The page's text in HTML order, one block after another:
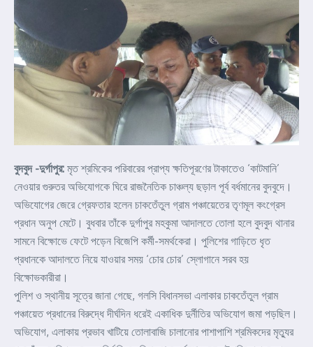
বুদবুদ -দুর্গাপুর: মৃত শ্রমিকের পরিবারের প্রাপ্য ক্ষতিপূরণের টাকাতেও ‘কাটমানি’
নেওয়ার গুরুতর অভিযোগকে ঘিরে রাজনৈতিক চাঞ্চল্য ছড়াল পূর্ব বর্ধমানের বুদবুদে।
অভিযোগের জেরে গ্রেফতার হলেন চাকতেঁতুল গ্রাম পঞ্চায়েতের তৃণমূল কংগ্রেস
প্রধান অনুপ মেটে। বুধবার তাঁকে দুর্গাপুর মহকুমা আদালতে তোলা হলে বুদবুদ থানার
সামনে বিক্ষোভে ফেটে পড়েন বিজেপি কর্মী-সমর্থকেরা। পুলিশের গাড়িতে ধৃত
প্রধানকে আদালতে নিয়ে যাওয়ার সময় ‘চোর চোর’ স্লোগানে সরব হয়
বিক্ষোভকারীরা।
পুলিশ ও স্থানীয় সূত্রে জানা গেছে, গলসি বিধানসভা এলাকার চাকতেঁতুল গ্রাম
পঞ্চায়েত প্রধানের বিরুদ্ধে দীর্ঘদিন ধরেই একাধিক দুর্নীতির অভিযোগ জমা পড়ছিল।
অভিযোগ, এলাকায় প্রভাব খাটিয়ে তোলাবাজি চালানোর পাশাপাশি শ্রমিকদের মৃত্যুর